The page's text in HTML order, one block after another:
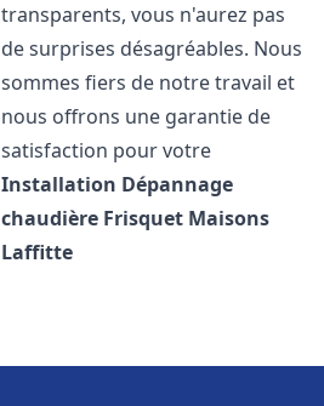
transparents, vous n'aurez pas
de surprises désagréables. Nous
sommes fiers de notre travail et
nous offrons une garantie de
satisfaction pour votre
Installation Dépannage
chaudière Frisquet Maisons
Laffitte